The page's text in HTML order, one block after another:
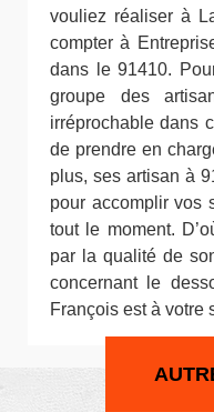
vouliez réaliser à
compter à
dans le 91410.
groupe des
irréprochable dans
de prendre en
plus, ses artisan à
pour accomplir vos
tout le moment.
par la qualité de
concernant le
François est à votre